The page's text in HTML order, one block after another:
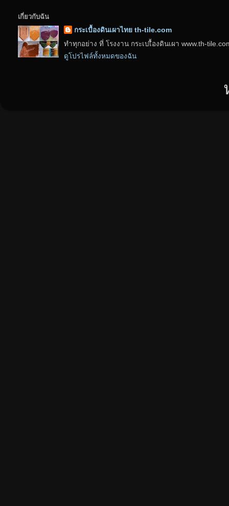
เกี่ยวกับฉัน
กระเบื้องดินเผาไทย th-tile.com
ทำทุกอย่าง ที่ โรงงาน กระเบเื้องดินเผา www.th-
ดูโปรไฟล์ทั้งหมดของฉัน